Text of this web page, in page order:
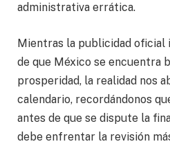
administrativa errática.
Mientras la publicidad oficial
de que México se encuentra
prosperidad, la realidad nos
calendario, recordándonos
antes de que se dispute la
debe enfrentar la revisión